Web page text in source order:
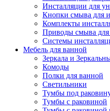
Инсталляции для
Кнопки смыва для
Комплекты
Приводы смыва для
Системы
Мебель для ванной
Зеркала и
Комоды
Полки для ванной
Светильники
Тумбы под
Тумбы с раковиной